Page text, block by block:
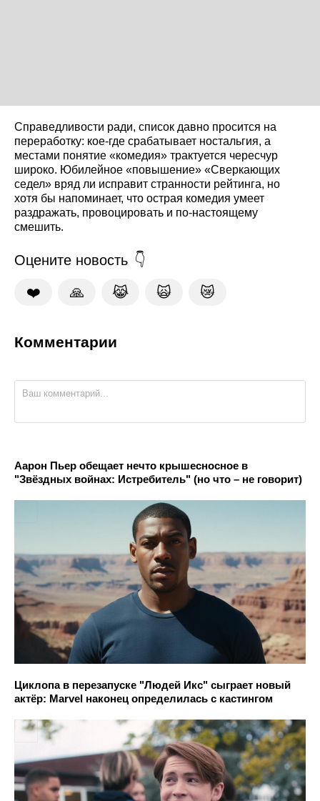
Справедливости ради, список давно просится на
переработку: кое-где срабатывает ностальгия, а
местами понятие «комедия» трактуется чересчур
широко. Юбилейное «повышение» «Сверкающих
седел» вряд ли исправит странности рейтинга, но
хотя бы напоминает, что острая комедия умеет
раздражать, провоцировать и по-настоящему
смешить.
Оцените новость
❤️ 🙏 😹 🙀 😿
Комментарии
Аарон Пьер обещает нечто крышесносное в
"Звёздных войнах: Истребитель" (но что – не говорит)
Циклопа в перезапуске "Людей Икс" сыграет новый
актёр: Marvel наконец определилась с кастингом